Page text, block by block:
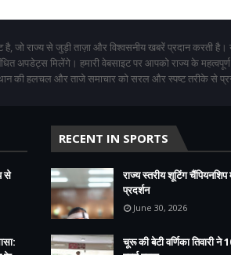
जो राज्य से जुड़ी ताज़ा और विश्वसनीय खबरें प्रदान करती
अपडेट्स मिलेंगे। हमारी वेबसाइट पर आपको राज्य के
की हलचल और ताजे समाचार को सरल और स्पष्ट तरीके से
से
RECENT IN SPORTS
राज्य स्तरीय शूटिंग
प्रदर्शन
June 30, 2026
चूरू की बेटी वर्णिका तिवारी